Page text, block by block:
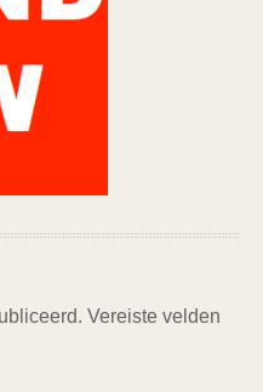
Vereiste velden